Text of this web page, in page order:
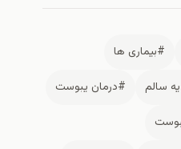
#بیماری ها
سالم
#درمان یبوست